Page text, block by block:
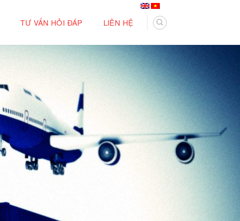
TƯ VẤN HỎI ĐÁP LIÊN HỆ